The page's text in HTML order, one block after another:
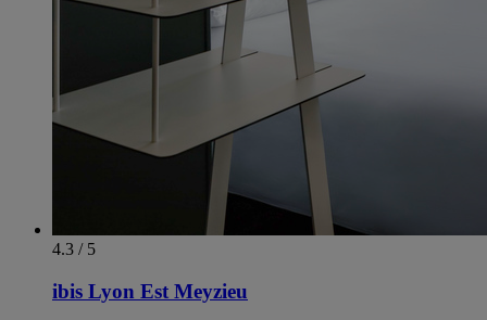
4.3 / 5
ibis Lyon Est Meyzieu